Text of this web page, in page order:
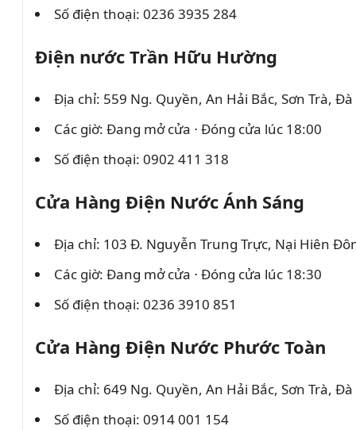
Số điện thoại: 0236 3935 284
Điện nước Trần Hữu Hường
Địa chỉ: 559 Ng. Quyền, An Hải Bắc, Sơn Trà,
Các giờ: Đang mở cửa ⋅ Đóng cửa lúc 18:00
Số điện thoại: 0902 411 318
Cửa Hàng Điện Nước Ánh Sáng
Địa chỉ: 103 Đ. Nguyễn Trung Trực, Nại Hiên
Các giờ: Đang mở cửa ⋅ Đóng cửa lúc 18:30
Số điện thoại: 0236 3910 851
Cửa Hàng Điện Nước Phước Toàn
Địa chỉ: 649 Ng. Quyền, An Hải Bắc, Sơn Trà,
Số điện thoại: 0914 001 154